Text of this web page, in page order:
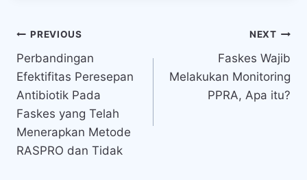
Navigasi
pos
PREVIOUS
Perbandingan
Efektifitas Peresepan
Antibiotik Pada
Faskes yang Telah
Menerapkan Metode
RASPRO dan Tidak
NEXT
Faskes Wajib
Melakukan Monitoring
PPRA, Apa itu?